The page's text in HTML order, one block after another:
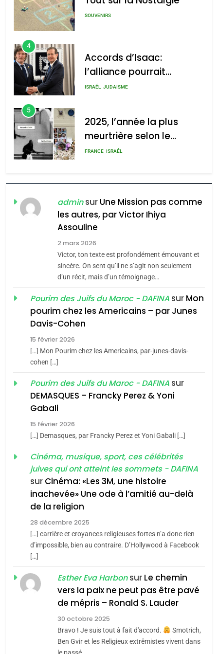
: Haim Zach /
GPO
2025, l’année la plus
meurtrière selon le rapport
d’ADL contre
l’antisémitisme
admin 0
SOUVENIRS
4
Accords d’Isaac:
l’alliance pourrait
s’étendre à 13 pays
ISRAÉL JUDAISME
5
2025, l’année la plus
meurtrière selon le
rapport d’ADL contre
FRANCE ISRAÉL
FIÈRE, DIGNE ET RÉSILIENTE :
POURQUOI JE REVENDIQUE
MA JUDAÏTE par Thérèse
Zrihen-Dvir
ISRAÉL JUDAISME
CE QUI NOUS MANQUE –
Jacques Hadida
JUDAISME
Maroc : Les amandes de
Tafraout, le miel de Tadla
du terroir
Oeil ravageur – Vanessa
De Loya Stauber
«Tu dis génocide, je dis
guerre»: La nouvelle
chanson de Boy George
ISRAÉL JUDAISME
Accords d’Isaac:
l’alliance pourrait
s’étendre à 13 pays
d’Amérique latine
ISRAÉL JUDAISME
2025, l’année la plus
meurtrière selon le
adminsur Une Mission pas comme
les autres, par Victor Ihiya
Assouline
2 mars 2026
Victor, ton texte est profondément émouvant et
sincère. On sent qu’il ne s’agit non seulement
d’un récit, mais d’un témoignage…
Pourim des Juifs du Maroc - DAFINA sur Mon
pourim chez les Americains – par Junes
Davis-Cohen
15 février 2026
[…] Mon Pourim chez les Americains, par-junes-davis-
cohen […]
Pourim des Juifs du Maroc - DAFINA sur
DEMASQUES – Francky Perez & Yoni
Gabali
15 février 2026
[…] Demasques, par Francky Perez et Yoni Gabali […]
Cinéma, musique, sport, ces célébrités
juives qui ont atteint les sommets - DAFINA
sur Cinéma: «Les 3M, une histoire
inachevée» Une ode à l’amitié au-delà
de la religion
28 décembre 2025
[…] carrière et croyances religieuses fortes n’a donc rien
d’impossible, bien au contraire. D’Hollywood à Facebook
[…]
Esther Eva Harbonsur Le chemin
vers la paix ne peut pas être pavé
de mépris – Ronald S. Lauder
30 octobre 2025
Bravo ! Je suis tout à fait d'accord.
Smotrich,
Ben Gvir et les Religieux extrêmistes vivent dans
meurtrière selon le rapport
l’antisémitisme
FIÈRE, DIGNE ET RÉSILIENTE :
POURQUOI JE REVENDIQUE
MA JUDAÏTE par Thérèse
Zrihen-Dvir
ISRAÉL
CE QUI NOUS MANQUE –
JUDAISME
Maroc : Les amandes de
Tafraout, le miel de Tadla
Azilal consacrés produits
DAFINA MAROC